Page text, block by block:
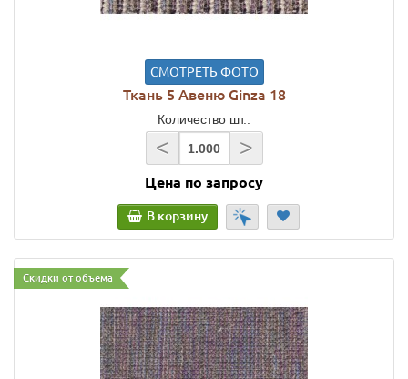
СМОТРЕТЬ ФОТО
Ткань 5 Авеню Ginza 18
Количество шт.:
< >
Цена по запросу
В корзину
Скидки от объема